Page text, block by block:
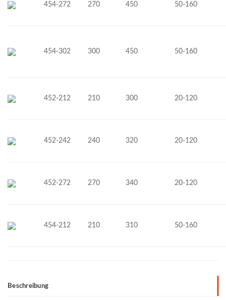
454-272 270 450 50-160
454-302 300 450 50-160
452-212 210 300 20-120
452-242 240 320 20-120
452-272 270 340 20-120
454-212 210 310 50-160
Beschreibung